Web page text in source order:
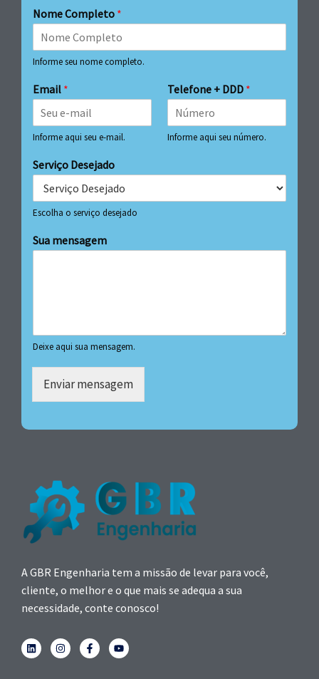
Nome Completo *
Informe seu nome completo.
Email *
Informe aqui seu e-mail.
Telefone + DDD *
Informe aqui seu número.
Serviço Desejado
Escolha o serviço desejado
Sua mensagem
Deixe aqui sua mensagem.
Enviar mensagem
A GBR Engenharia tem a missão de levar para você,
cliente, o melhor e o que mais se adequa a sua
necessidade, conte conosco!